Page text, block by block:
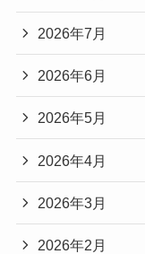
2026年7月
2026年6月
2026年5月
2026年4月
2026年3月
2026年2月